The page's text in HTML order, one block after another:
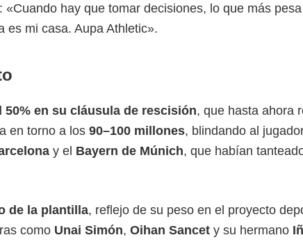
hay que tomar decisiones, lo que más
es mi casa. Aupa Athletic».
50% en su cláusula de rescisión, que hasta ahora
en torno a los 90–100 millones, blindando al
y el Bayern de Múnich, que habían
de la plantilla, reflejo de su peso en el proyecto
como Unai Simón, Oihan Sancet y su hermano